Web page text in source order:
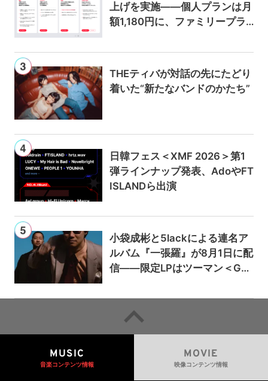
上げを実施——個人プランは月
額1,180円に、ファミリープラ
THEティバが対話の先にたどり
着いた“新たなバンドのかたち”
日韓フェス＜XMF 2026＞第1
弾ラインナップ発表、AdoやFT
ISLANDら出演
小袋成彬と5lackによる連名ア
ルバム『一張羅』が8月1日に配
信——限定LPはツーマン＜Gai
MUSIC
音楽コンテンツ情報
MOVIE
映像コンテンツ情報